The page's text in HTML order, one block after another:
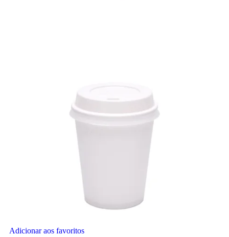
Adicionar aos favoritos